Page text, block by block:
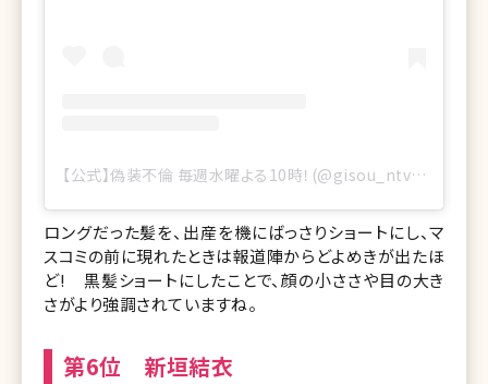
【公式】偽装不倫 毎週水曜よる10時！(@gisou_ntv)がシェアした投稿
ロングだった髪を、出産を機にばっさりショートにし、マ
スコミの前に現れたときは報道陣からどよめきが出たほ
ど! 黒髪ショートにしたことで、顔の小ささや目の大き
さがより強調されていますね。
第6位 新垣結衣